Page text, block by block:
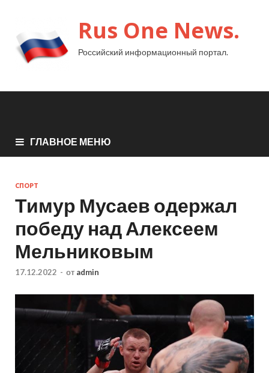
Rus One News.
Российский информационный портал.
ГЛАВНОЕ МЕНЮ
СПОРТ
Тимур Мусаев одержал
победу над Алексеем
Мельниковым
17.12.2022 - от admin